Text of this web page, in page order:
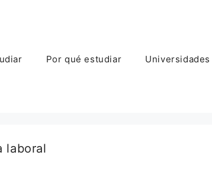
Por qué estudiar Universidades